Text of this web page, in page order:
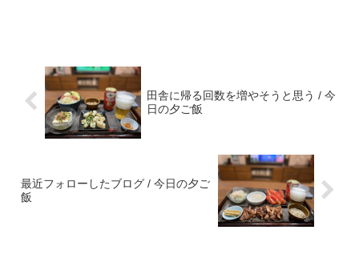
田舎に帰る回数を増やそうと思う / 今
日の夕ご飯
最近フォローしたブログ / 今日の夕ご
飯